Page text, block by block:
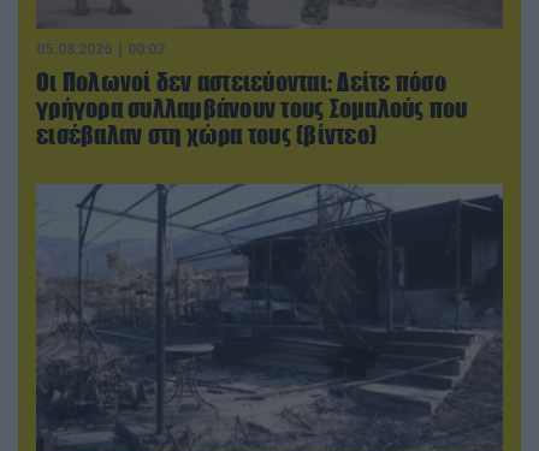
05.08.2026 | 00:02
Οι Πολωνοί δεν αστειεύονται: Δείτε πόσο
γρήγορα συλλαμβάνουν τους Σομαλούς που
εισέβαλαν στη χώρα τους (βίντεο)